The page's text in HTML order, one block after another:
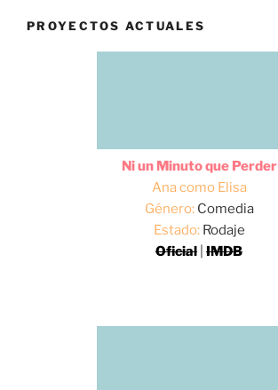
PROYECTOS ACTUALES
Ni un Minuto que Perder
Ana como Elisa
Género:Comedia
Estado:Rodaje
Oficial IMDB